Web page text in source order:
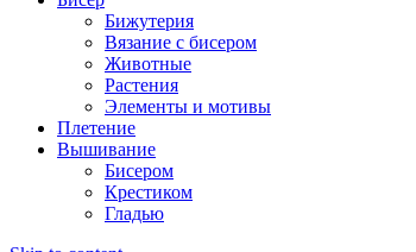
Бижутерия
Вязание с бисером
Животные
Растения
Элементы и мотивы
Плетение
Вышивание
Бисером
Крестиком
Гладью